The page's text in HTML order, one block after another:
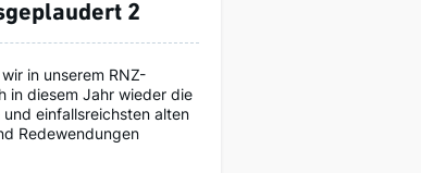
2
in unserem RNZ-
in diesem Jahr wieder die
einfallsreichsten alten
Redewendungen